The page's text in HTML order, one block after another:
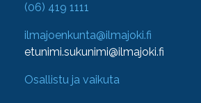
(06) 419 1111
ilmajoenkunta@ilmajoki.fi
etunimi.sukunimi@ilmajoki.fi
Osallistu ja vaikuta